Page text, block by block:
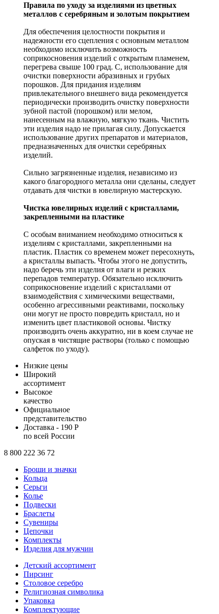
Правила по уходу за изделиями из цветных
металлов с серебряным и золотым покрытием
Для обеспечения целостности покрытия и
надежности его сцепления с основным металлом
необходимо исключить возможность
соприкосновения изделий с открытым пламенем,
перегрева свыше 100 град. С, использование для
очистки поверхности абразивных и грубых
порошков. Для придания изделиям
привлекательного внешнего вида рекомендуется
периодически производить очистку поверхности
зубной пастой (порошком) или мелом,
нанесенным на влажную, мягкую ткань. Чистить
эти изделия надо не прилагая силу. Допускается
использование других препаратов и материалов,
предназначенных для очистки серебряных
изделий.
Сильно загрязненные изделия, независимо из
какого благородного металла они сделаны, следует
отдавать для чистки в ювелирную мастерскую.
Чистка ювелирных изделий с кристаллами,
закрепленными на пластике
С особым вниманием необходимо относиться к
изделиям с кристаллами, закрепленными на
пластик. Пластик со временем может пересохнуть,
а кристаллы выпасть. Чтобы этого не допустить,
надо беречь эти изделия от влаги и резких
перепадов температур. Обязательно исключить
соприкосновение изделий с кристаллами от
взаимодействия с химическими веществами,
особенно агрессивными реактивами, поскольку
они могут не просто повредить кристалл, но и
изменить цвет пластиковой основы. Чистку
производить очень аккуратно, ни в коем случае не
опуская в чистящие растворы (только с помощью
салфеток по уходу).
Низкие цены
Широкий
ассортимент
Высокое
качество
Официальное
представительство
Доставка - 190 Р
по всей России
8 800 222 36 72
Броши и значки
Кольца
Серьги
Колье
Подвески
Браслеты
Сувениры
Цепочки
Комплекты
Изделия для мужчин
Детский ассортимент
Пирсинг
Столовое серебро
Религиозная символика
Упаковка
Комплектующие